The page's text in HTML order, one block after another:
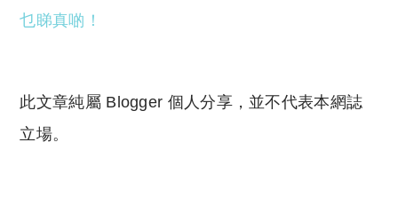
乜睇真啲！
此文章純屬 Blogger 個人分享，並不代表本網誌
立場。